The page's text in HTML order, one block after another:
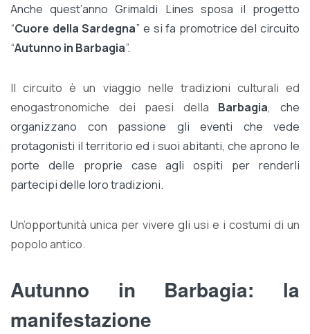
Anche quest’anno Grimaldi Lines sposa il progetto
“Cuore della Sardegna” e si fa promotrice del circuito
“Autunno in Barbagia”.
Il circuito è un viaggio nelle tradizioni culturali ed
enogastronomiche dei paesi della Barbagia, che
organizzano con passione gli eventi che vede
protagonisti il territorio ed i suoi abitanti, che aprono le
porte delle proprie case agli ospiti per renderli
partecipi delle loro tradizioni.
Un’opportunità unica per vivere gli usi e i costumi di un
popolo antico.
Autunno in Barbagia: la
manifestazione